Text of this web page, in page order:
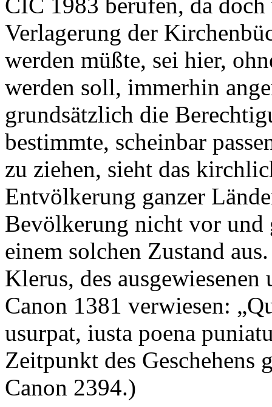
Verlagerung der
werden müßte, sei hier,
werden soll, immerhin
grundsätzlich die
bestimmte, scheinbar
zu ziehen, sieht das
Entvölkerung ganzer
Bevölkerung nicht vor und
einem solchen Zustand
Klerus, des
Canon 1381 verwiesen:
usurpat, iusta poena
Zeitpunkt des Geschehens
Canon 2394.)